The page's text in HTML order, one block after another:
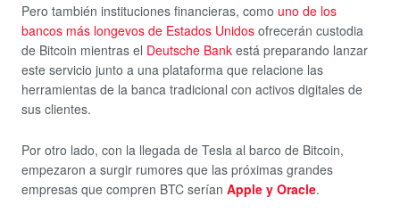
Pero también instituciones financieras, como uno de los
bancos más longevos de Estados Unidos ofrecerán custodia
de Bitcoin mientras el Deutsche Bank está preparando lanzar
este servicio junto a una plataforma que relacione las
herramientas de la banca tradicional con activos digitales de
sus clientes.
Por otro lado, con la llegada de Tesla al barco de Bitcoin,
empezaron a surgir rumores que las próximas grandes
empresas que compren BTC serían Apple y Oracle.